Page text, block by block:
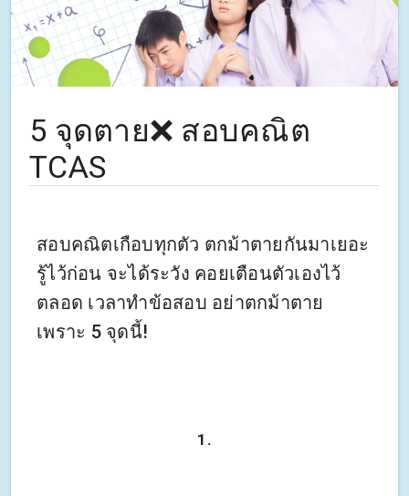
5 จุดตาย❌ สอบคณิต
TCAS
สอบคณิตเกือบทุกตัว ตกม้าตายกันมาเยอะ
รู้ไว้ก่อน จะได้ระวัง คอยเตือนตัวเองไว้
ตลอด เวลาทำข้อสอบ อย่าตกม้าตาย
เพราะ 5 จุดนี้!
1.